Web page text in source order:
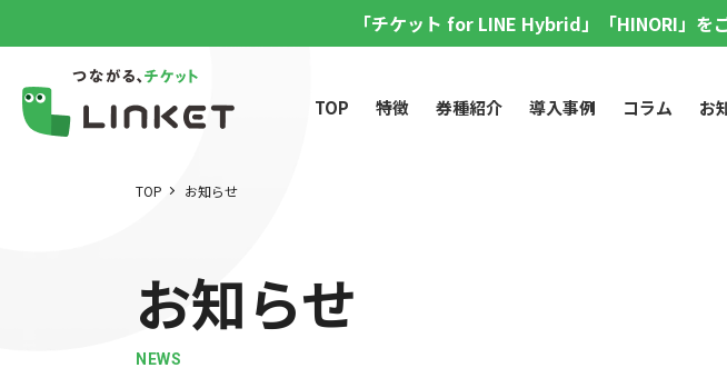
「チケット for LINE Hybrid」「HINORI」を
TOP 特徴 券種紹介 導入事例 コラム お
TOP お知らせ
お知らせ
NEWS